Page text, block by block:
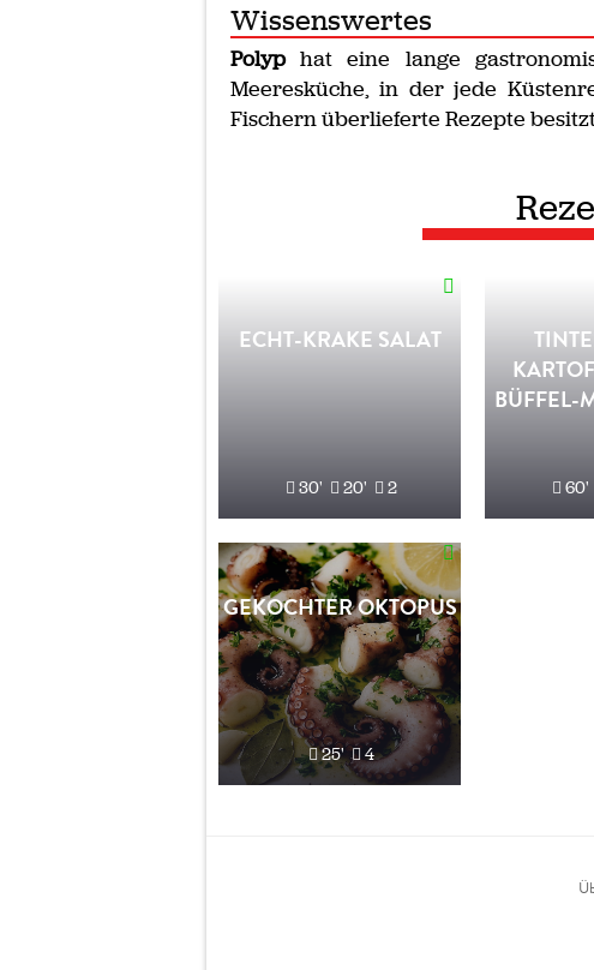
Wissenswertes
Polyphat eine lange
Meeresküche, in der jede
Fischern überlieferte Rezepte
ECHT-KRAKE SALAT
30' 20' 2
BÜFFEL-
60'
GEKOCHTER OKTOPUS
25' 4